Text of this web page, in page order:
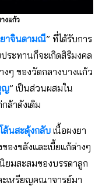
งแก้ว
ยาจินดามณี” ที่ได้รับการ
ระทานก็จะเกิดสิริมงคล
ๆ ของวัดกลางบางแก้ว
ญ” เป็นส่วนผสมใน
ล้าดังเดิม
นสะดุ้งกลับ เนื้อผงยา
องขลังและเบี้ยแก้ต่างๆ
มสะสมของบรรดาลูก
เหรียญคณาจารย์มา